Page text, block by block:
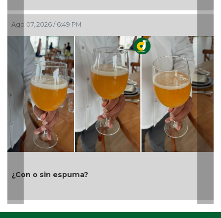
Ago 07, 2026 / 5:15 PM
Ayuntamiento e ICATVER fortalecen capacitación
laboral en beneficio de las y los sanandrescanos